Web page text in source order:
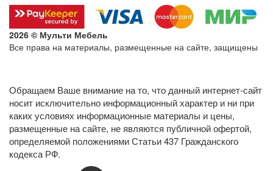
2026 © Мульти Мебель
Все права на материалы, размещенные на сайте, защищены
Обращаем Ваше внимание на то, что данный интернет-сайт
носит исключительно информационный характер и ни при
каких условиях информационные материалы и цены,
размещенные на сайте, не являются публичной офертой,
определяемой положениями Статьи 437 Гражданского
кодекса РФ.